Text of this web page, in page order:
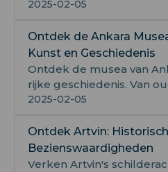
historische grotten en
2025-02-05
Ontdek de Ankara
Kunst en Geschiedenis
Ontdek de musea van
rijke geschiedenis. Van
moderne kunst, er is voor
2025-02-05
Ontdek Artvin:
Bezienswaardigheden
Verken Artvin's